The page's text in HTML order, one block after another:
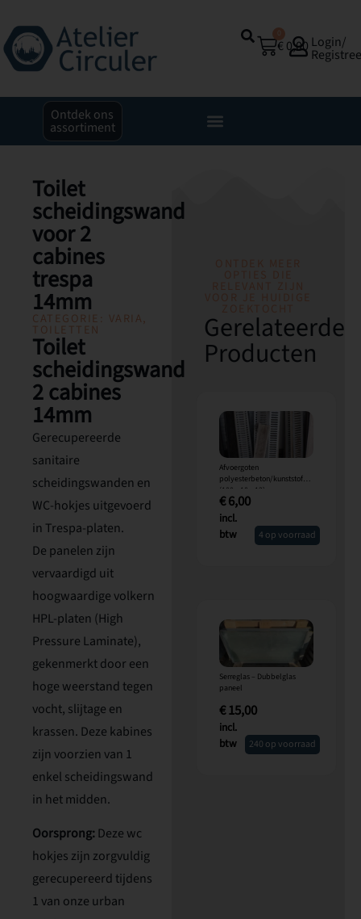
€ 0,00 Login/
Ontdek ons
assortiment
Toilet
scheidingswand
voor 2
cabines
trespa
14mm
CATEGORIE: VARIA,
TOILETTEN
Toilet
scheidingswand
2 cabines
14mm
Gerecupereerde
sanitaire
scheidingswanden en
WC-hokjes uitgevoerd
in Trespa-platen.
De panelen zijn
vervaardigd uit
hoogwaardige volkern
HPL-platen (High
Pressure Laminate),
gekenmerkt door een
hoge weerstand tegen
vocht, slijtage en
krassen. Deze kabines
zijn voorzien van 1
enkel scheidingswand
in het midden.
Oorsprong:Deze wc
hokjes zijn zorgvuldig
gerecupereerd tijdens
1 van onze urban
ONTDEK MEER
OPTIES DIE
RELEVANT ZIJN
VOOR JE HUIDIGE
ZOEKTOCHT
Gerelateerde
Producten
Afvoergoten
polyesterbeton/kunststof
(100 x 10 x 13)cm
€6,00
incl.
btw
4 op voorraad
Serreglas – Dubbelglas
paneel
€15,00
incl.
btw
240 op voorraad